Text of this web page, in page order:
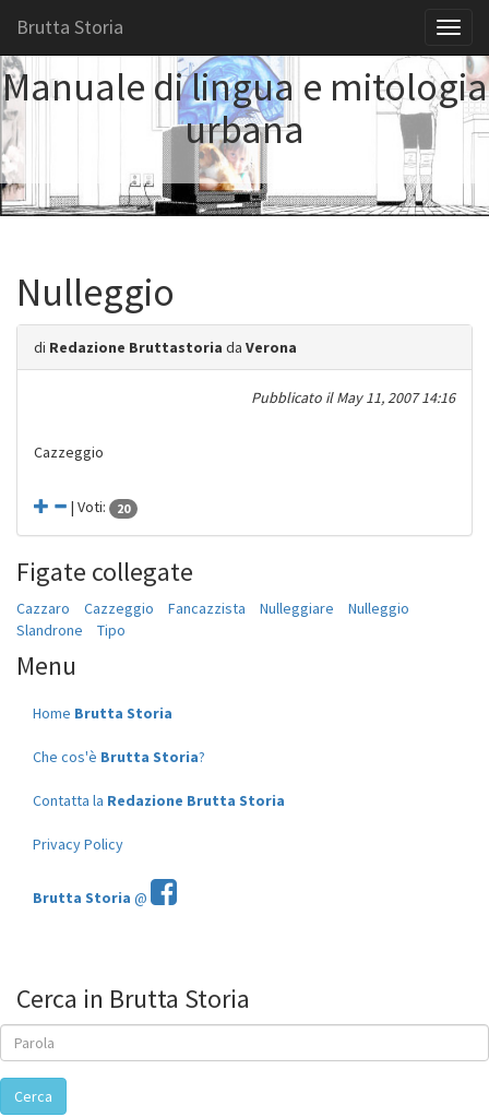
Brutta Storia
Manuale di lingua e mitologia
urbana
Nulleggio
di Redazione Bruttastoria da Verona
Pubblicato ilMay 11, 2007 14:16
Cazzeggio
| Voti: 20
Figate collegate
Cazzaro Cazzeggio Fancazzista Nulleggiare
Nulleggio
Slandrone
Tipo
Menu
Home Brutta Storia
Che cos'è Brutta Storia?
Contatta la Redazione Brutta Storia
Privacy Policy
Brutta Storia @
Cerca in Brutta Storia
Cerca